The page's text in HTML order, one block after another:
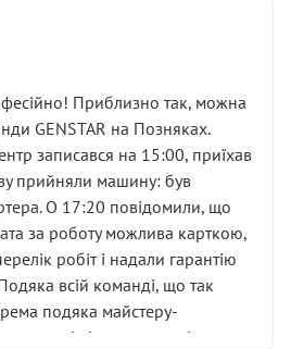
трохи розуміється на техніці,
непрофесійно, а як максимум —
вузол замість елементарних
мій візит. Раніше міняв у
наче справив хороше
знайшов декілька гайок під
що це “старі гайки, які
не хвилюватися. ( надіюсь
в полі))
такі дрібниці вже не
на довірі, і саме її цей сервіс
Приблизно так, можна
GENSTAR на Позняках.
записався на 15:00, приїхав
прийняли машину: був
О 17:20 повідомили, що
за роботу можлива карткою,
робіт і надали гарантію
всій команді, що так
подяка майстеру-
всі чітко та по суті.